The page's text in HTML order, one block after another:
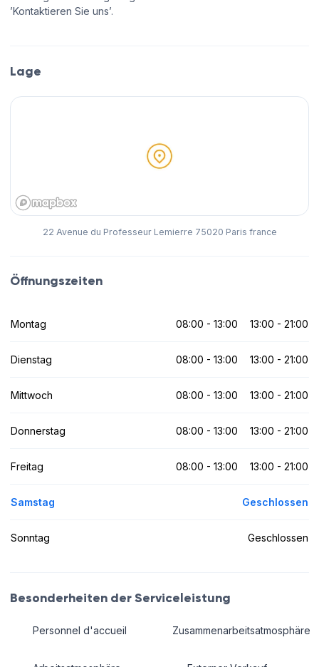
’Kontaktieren Sie uns’.
Lage
22 Avenue du Professeur Lemierre 75020 Paris france
Öffnungszeiten
Montag 08:00 - 13:00 13:00 - 21:00
Dienstag 08:00 - 13:00 13:00 - 21:00
Mittwoch 08:00 - 13:00 13:00 - 21:00
Donnerstag 08:00 - 13:00 13:00 - 21:00
Freitag 08:00 - 13:00 13:00 - 21:00
Samstag Geschlossen
Sonntag Geschlossen
Besonderheiten der Serviceleistung
Personnel d'accueil Zusammenarbeitsatmosphäre